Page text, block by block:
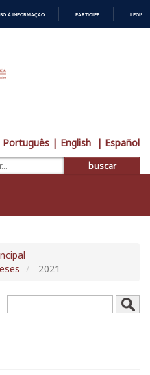
À INFORMAÇÃO PARTICIPE
Português | English | Español
buscar
2021